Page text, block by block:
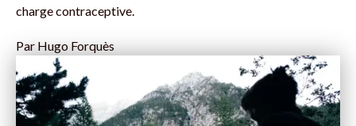
charge contraceptive.
Par Hugo Forquès